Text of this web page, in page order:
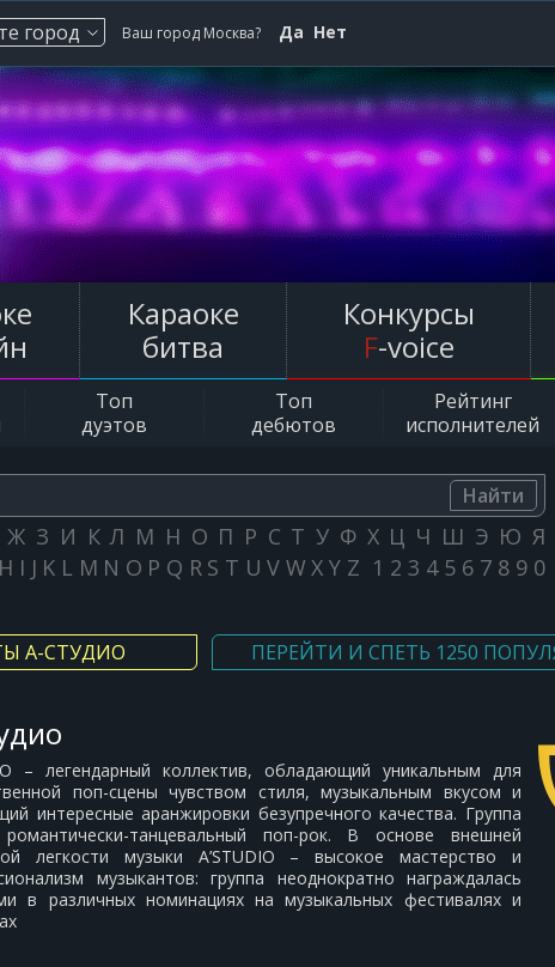
город Ваш город Москва? Да Нет
Караоке
битва
Конкурсы
F-voice
Топ
дуэтов
Топ
дебютов
Рейтинг
исполнителей
Найти
Ж З И К Л М Н О П Р С Т У Ф Х Ц Ч Ш Э Ю Я
H I J K L M N O P Q R S T U V W X Y Z 1 2 3 4 5 6 7 8 9 0
А-СТУДИО ПЕРЕЙТИ И СПЕТЬ 1250
– легендарный коллектив, обладающий уникальным для
поп-cцены чувством стиля, музыкальным вкусом и
интересные аранжировки безупречного качества. Группа
романтически-танцевальный поп-рок. В основе внешней
легкости музыки A’STUDIO – высокое мастерство и
музыкантов: группа неоднократно награждалась
в различных номинациях на музыкальных фестивалях и